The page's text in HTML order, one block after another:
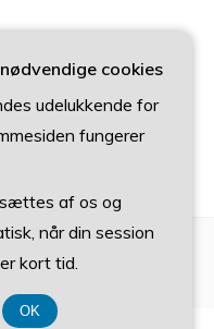
cookies
udelukkende for
fungerer
af os og
når din session
kort tid.
OK